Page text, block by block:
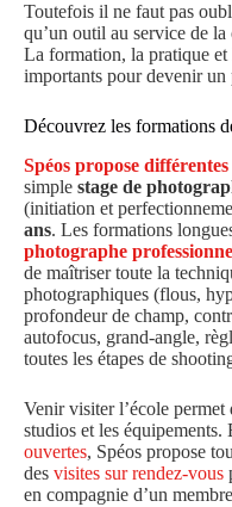
Toutefois il ne faut pas
qu’un outil au service de
La formation, la pratique et
importants pour devenir
Découvrez les formations
Spéos propose
simple stage de
(initiation et
ans. Les formations
photographe
de maîtriser toute la
photographiques (flous,
profondeur de champ,
autofocus, grand-angle,
toutes les étapes de
Venir visiter l’école
studios et les équipements.
ouvertes, Spéos propose
des visites sur rendez-vous
en compagnie d’un